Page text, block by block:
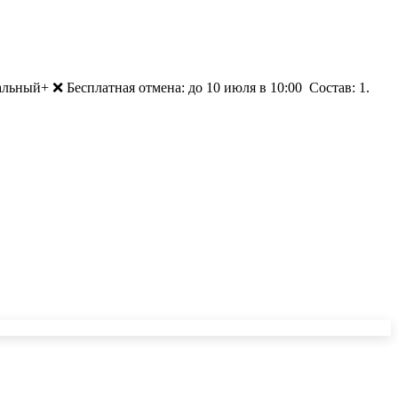
❌ Бесплатная отмена: до 10 июля в 10:00 ㅤ Состав: 1.